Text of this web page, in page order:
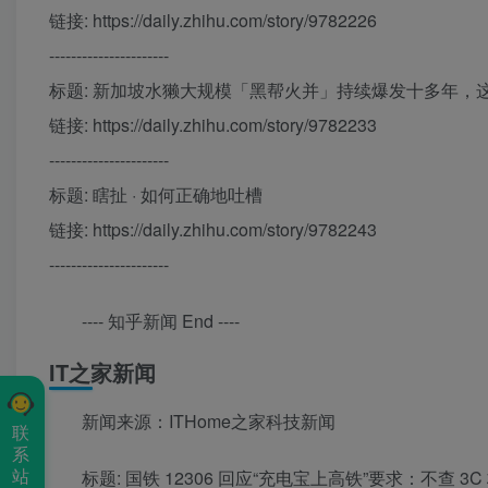
链接: https://daily.zhihu.com/story/9782226
----------------------
标题: 新加坡水獭大规模「黑帮火并」持续爆发十多年
链接: https://daily.zhihu.com/story/9782233
----------------------
标题: 瞎扯 · 如何正确地吐槽
链接: https://daily.zhihu.com/story/9782243
----------------------
---- 知乎新闻 End ----
IT之家新闻
新闻来源：ITHome之家科技新闻
标题: 国铁 12306 回应“充电宝上高铁”要求：不查
联
系
站